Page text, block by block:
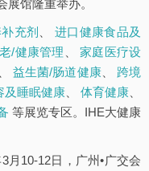
展馆隆重举办。
充剂 、进口健康食品及
/健康管理 、家庭医疗设
益生菌/肠道健康、 跨境
及睡眠健康 体育健康
等展览专区。IHE大健康
月10-12日，广州•广交会